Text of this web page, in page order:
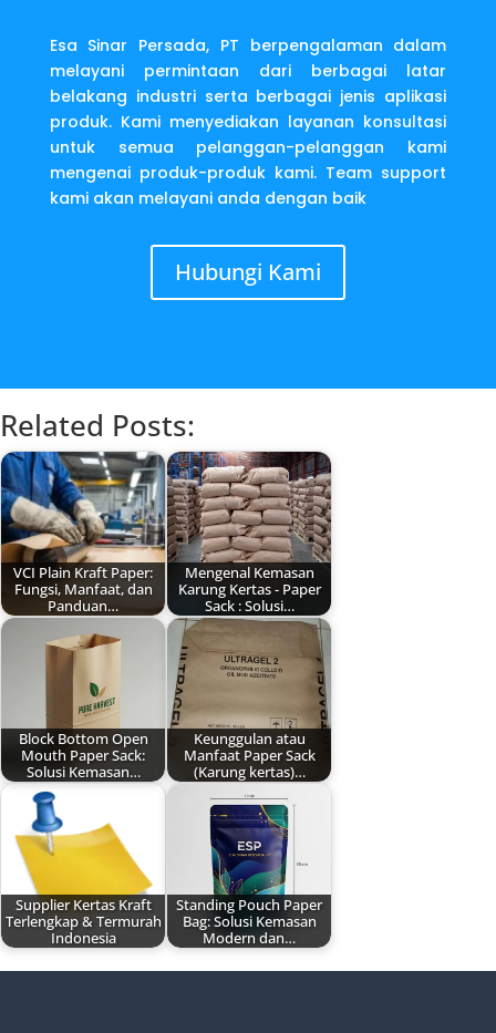
Esa Sinar Persada, PT berpengalaman dalam
melayani permintaan dari berbagai latar
belakang industri serta berbagai jenis aplikasi
produk. Kami menyediakan layanan konsultasi
untuk semua pelanggan-pelanggan kami
mengenai produk-produk kami. Team support
kami akan melayani anda dengan baik
Hubungi Kami
Related Posts:
VCI Plain Kraft Paper:
Fungsi, Manfaat, dan
Panduan…
Mengenal Kemasan
Karung Kertas - Paper
Sack : Solusi…
Block Bottom Open
Mouth Paper Sack:
Solusi Kemasan…
Keunggulan atau
Manfaat Paper Sack
(Karung kertas)…
Supplier Kertas Kraft
Terlengkap & Termurah
Indonesia
Standing Pouch Paper
Bag: Solusi Kemasan
Modern dan…